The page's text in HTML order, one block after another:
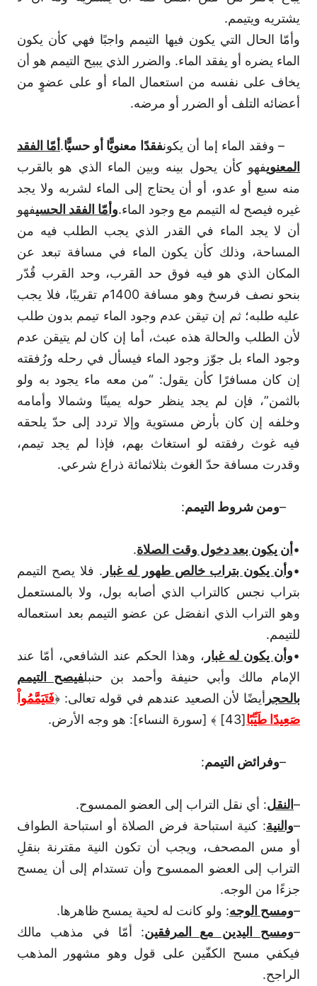
يشتريه ويتيمم.
وأمّا الحال التي يكون فيها التيمم واجبًا فهي كأن يكون
الماء يضره أو يفقد الماء. والضرر الذي يبيح التيمم هو أن
يخاف على نفسه من استعمال الماء أو على عضوٍ من
أعضائه التلف أو الضرر أو مرضه.
– وفقد الماء إما أن يكونفقدًا معنويًّا أو حسيًّا.أمّا الفقد
المعنويفهو كأن يحول بينه وبين الماء الذي هو بالقرب
منه سبع أو عدو، أو أن يحتاج إلى الماء لشربه ولا يجد
غيره فيصح له التيمم مع وجود الماء.وأمّا الفقد الحسيفهو
أن لا يجد الماء في القدر الذي يجب الطلب فيه من
المساحة، وذلك كأن يكون الماء في مسافة تبعد عن
المكان الذي هو فيه فوق حد القرب، وحد القرب قُدّر
بنحو نصف فرسخ وهو مسافة 1400م تقريبًا، فلا يجب
عليه طلبه؛ ثم إن تيقن عدم وجود الماء تيمم بدون طلب
لأن الطلب والحالة هذه عبث، أما إن كان لم يتيقن عدم
وجود الماء بل جوّز وجود الماء فيسأل في رحله ورُفقته
إن كان مسافرًا كأن يقول: “من معه ماء يجود به ولو
بالثمن”، فإن لم يجد ينظر حوله يمينًا وشمالا وأمامه
وخلفه إن كان بأرض مستوية وإلا تردد إلى حدّ يلحقه
فيه غوث رفقته لو استغاث بهم، فإذا لم يجد تيمم،
وقدرت مسافة حدّ الغوث بثلاثمائة ذراع شرعي.
–ومن شروط التيمم:
• أن يكون بعد دخول وقت الصلاة.
•وأن يكون بتراب خالص طهور له غبار . فلا يصح التيمم
بتراب نجس كالتراب الذي أصابه بول، ولا بالمستعمل
وهو التراب الذي انفصَل عن عضو التيمم بعد استعماله
للتيمم.
•وأن يكون له غبار ، وهذا الحكم عند الشافعي، أمّا عند
الإمام مالك وأبي حنيفة وأحمد بن حنبلفيصح التيمم
بالحجر أيضًا لأن الصعيد عندهم في قوله تعالى: ﴿فَتَيَمَّمُواْ
صَعِيدًا طَيِّبًا[43] ﴾ [سورة النساء]: هو وجه الأرض.
–وفرائض التيمم:
– النقل: أي نقل التراب إلى العضو الممسوح.
–والنية: كنية استباحة فرض الصلاة أو استباحة الطواف
أو مس المصحف، ويجب أن تكون النية مقترنة بنقلِ
التراب إلى العضو الممسوح وأن تستدام إلى أن يمسح
جزءًا من الوجه.
–ومسح الوجه: ولو كانت له لحية يمسح ظاهرها.
–ومسح اليدين مع المرفقين: أمّا في مذهب مالك
فيكفي مسح الكفّين على قول وهو مشهور المذهب
الراجح.